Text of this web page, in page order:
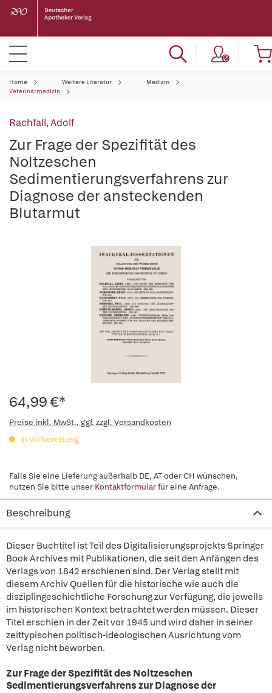
Home Weitere Literatur
Medizin
Veterinärmedizin
Rachfall, Adolf
Zur Frage der Spezifität des
Noltzeschen
Sedimentierungsverfahrens zur
Diagnose der ansteckenden
Blutarmut
64,99 €*
Preise inkl. MwSt., ggf. zzgl. Versandkosten
in Vorbereitung
Falls Sie eine Lieferung außerhalb DE, AT oder CH wünschen,
nutzen Sie bitte unser Kontaktformularfür eine Anfrage.
Beschreibung
Dieser Buchtitel ist Teil des Digitalisierungsprojekts Springer
Book Archives mit Publikationen, die seit den Anfängen des
Verlags von 1842 erschienen sind. Der Verlag stellt mit
diesem Archiv Quellen für die historische wie auch die
disziplingeschichtliche Forschung zur Verfügung, die jeweils
im historischen Kontext betrachtet werden müssen. Dieser
Titel erschien in der Zeit vor 1945 und wird daher in seiner
zeittypischen politisch-ideologischen Ausrichtung vom
Verlag nicht beworben.
Zur Frage der Spezifität des Noltzeschen
Sedimentierungsverfahrens zur Diagnose der